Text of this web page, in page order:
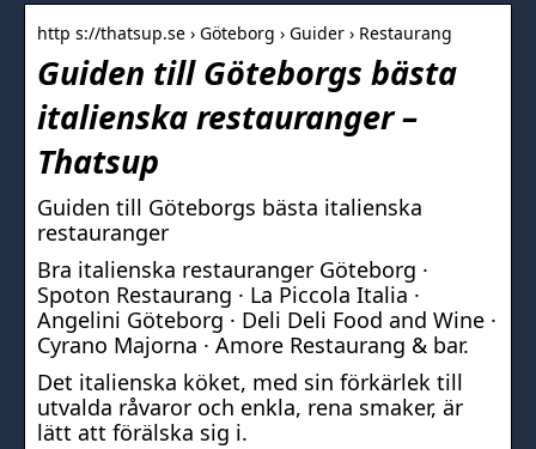
http s://thatsup.se › Göteborg › Guider › Restaurang
Guiden till Göteborgs bästa
italienska restauranger –
Thatsup
Guiden till Göteborgs bästa italienska
restauranger
Bra italienska restauranger Göteborg ·
Spoton Restaurang · La Piccola Italia ·
Angelini Göteborg · Deli Deli Food and Wine ·
Cyrano Majorna · Amore Restaurang & bar.
Det italienska köket, med sin förkärlek till
utvalda råvaror och enkla, rena smaker, är
lätt att förälska sig i.